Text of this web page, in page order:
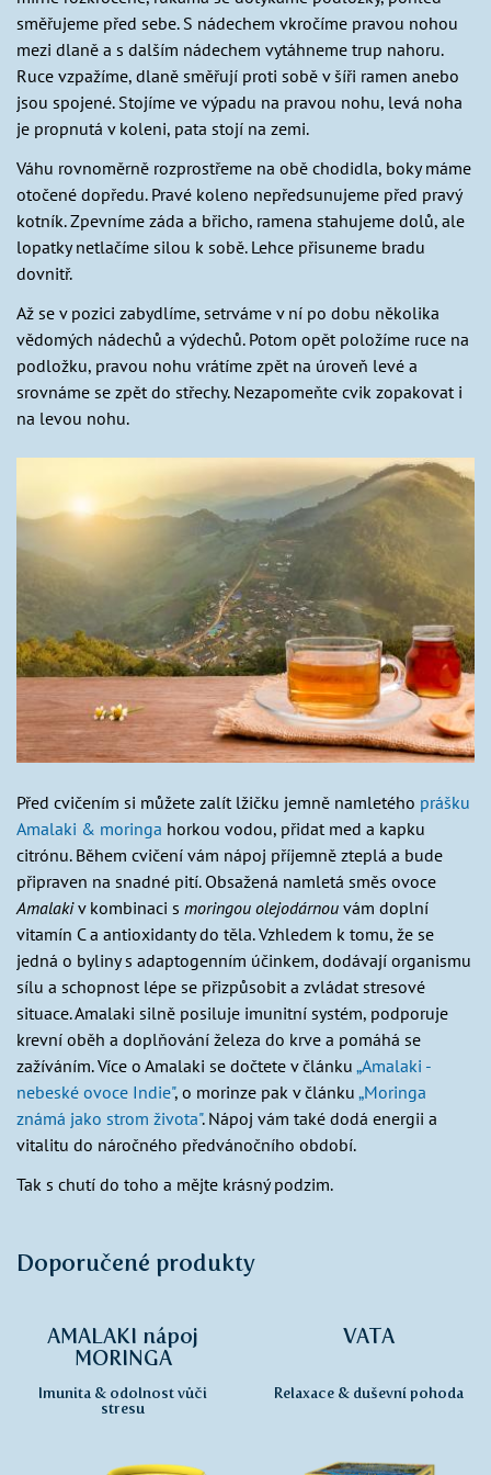
směřujeme před sebe. S nádechem vkročíme pravou nohou
mezi dlaně a s dalším nádechem vytáhneme trup nahoru.
Ruce vzpažíme, dlaně směřují proti sobě v šíři ramen anebo
jsou spojené. Stojíme ve výpadu na pravou nohu, levá noha
je propnutá v koleni, pata stojí na zemi.
Váhu rovnoměrně rozprostřeme na obě chodidla, boky máme
otočené dopředu. Pravé koleno nepředsunujeme před pravý
kotník. Zpevníme záda a břicho, ramena stahujeme dolů, ale
lopatky netlačíme silou k sobě. Lehce přisuneme bradu
dovnitř.
Až se v pozici zabydlíme, setrváme v ní po dobu několika
vědomých nádechů a výdechů. Potom opět položíme ruce na
podložku, pravou nohu vrátíme zpět na úroveň levé a
srovnáme se zpět do střechy. Nezapomeňte cvik zopakovat i
na levou nohu.
Před cvičením si můžete zalít lžičku jemně namletého prášku
Amalaki & moringa horkou vodou, přidat med a kapku
citrónu. Během cvičení vám nápoj příjemně zteplá a bude
připraven na snadné pití. Obsažená namletá směs ovoce
Amalakiv kombinaci s moringou olejodárnou vám doplní
vitamín C a antioxidanty do těla. Vzhledem k tomu, že se
jedná o byliny s adaptogenním účinkem, dodávají organismu
sílu a schopnost lépe se přizpůsobit a zvládat stresové
situace. Amalaki silně posiluje imunitní systém, podporuje
krevní oběh a doplňování železa do krve a pomáhá se
zažíváním. Více o Amalaki se dočtete v článku „Amalaki -
nebeské ovoce Indie", o morinze pak v článku „Moringa
známá jako strom života". Nápoj vám také dodá energii a
vitalitu do náročného předvánočního období.
Tak s chutí do toho a mějte krásný podzim.
Doporučené produkty
AMALAKI nápoj
MORINGA
Imunita & odolnost vůči
stresu
VATA
Relaxace & duševní pohoda